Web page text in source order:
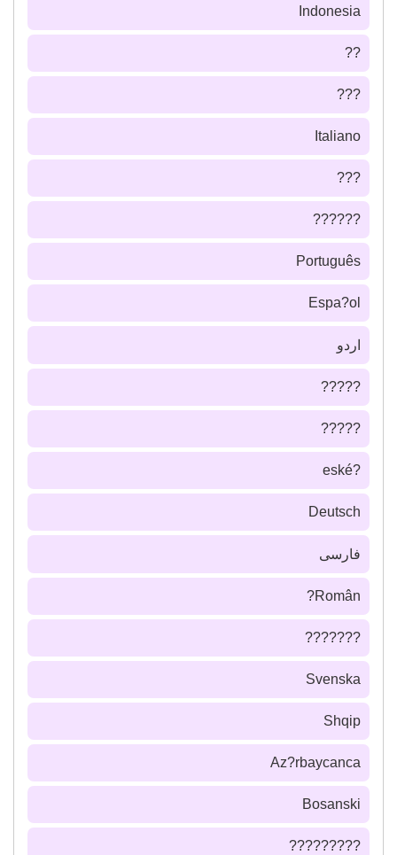
Indonesia
??
???
Italiano
???
??????
Português
Espa?ol
اردو
?????
?????
?eské
Deutsch
فارسى
Român?
???????
Svenska
Shqip
Az?rbaycanca
Bosanski
?????????